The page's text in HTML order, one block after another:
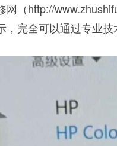
网（http://
，完全可以通过专业